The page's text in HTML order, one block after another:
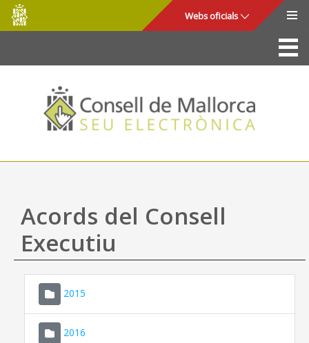
Salta al contingut principal
Consell
de
Mallorca
Webs oficials
La Seu
Consell de Mallorca
Accés i seguretat
Utilitats
Ajuda
Acords del Consell
Executiu
2015
2016